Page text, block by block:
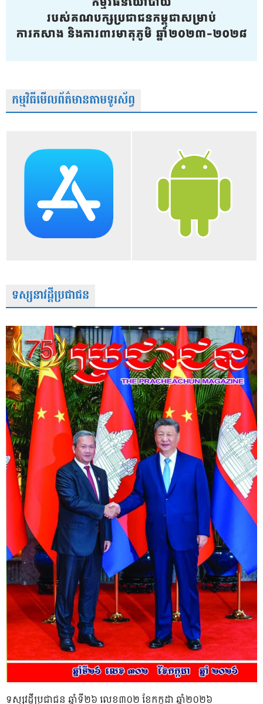
កម្មវិធីមើលព័ត៌មានតាមទូរស័ព្វ
ទស្សនាវដ្តីប្រជាជន
ទស្សវដ្តីប្រជាជន ឆ្នាំទី២៦ លេខ៣០២ ខែកក្កដា ឆ្នាំ២០២៦